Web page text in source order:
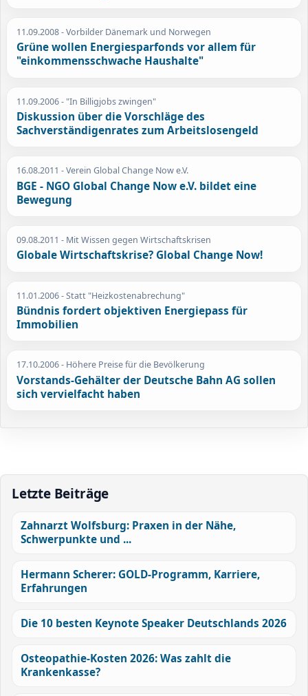
11.09.2008- Vorbilder Dänemark und Norwegen
Grüne wollen Energiesparfonds vor allem für
"einkommensschwache Haushalte"
11.09.2006- "In Billigjobs zwingen"
Diskussion über die Vorschläge des
Sachverständigenrates zum Arbeitslosengeld
16.08.2011 - Verein Global Change Now e.V.
BGE - NGO Global Change Now e.V. bildet eine
Bewegung
09.08.2011 - Mit Wissen gegen Wirtschaftskrisen
Globale Wirtschaftskrise? Global Change Now!
11.01.2006- Statt "Heizkostenabrechung"
Bündnis fordert objektiven Energiepass für
Immobilien
17.10.2006- Höhere Preise für die Bevölkerung
Vorstands-Gehälter der Deutsche Bahn AG sollen
sich vervielfacht haben
Letzte Beiträge
Zahnarzt Wolfsburg: Praxen in der Nähe,
Schwerpunkte und ...
Hermann Scherer: GOLD-Programm, Karriere,
Erfahrungen
Die 10 besten Keynote Speaker Deutschlands 2026
Osteopathie-Kosten 2026: Was zahlt die
Krankenkasse?